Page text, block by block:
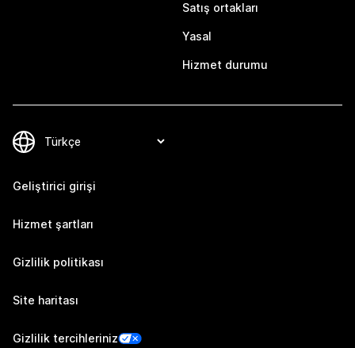
Satış ortakları
Yasal
Hizmet durumu
Geliştirici girişi
Hizmet şartları
Gizlilik politikası
Site haritası
Gizlilik tercihleriniz